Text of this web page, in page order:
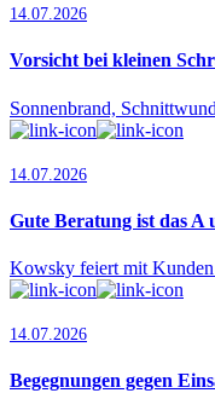
14.07.2026
Vorsicht bei kleinen
Sonnenbrand,
14.07.2026
Gute Beratung ist das A
Kowsky feiert mit
14.07.2026
Begegnungen gegen